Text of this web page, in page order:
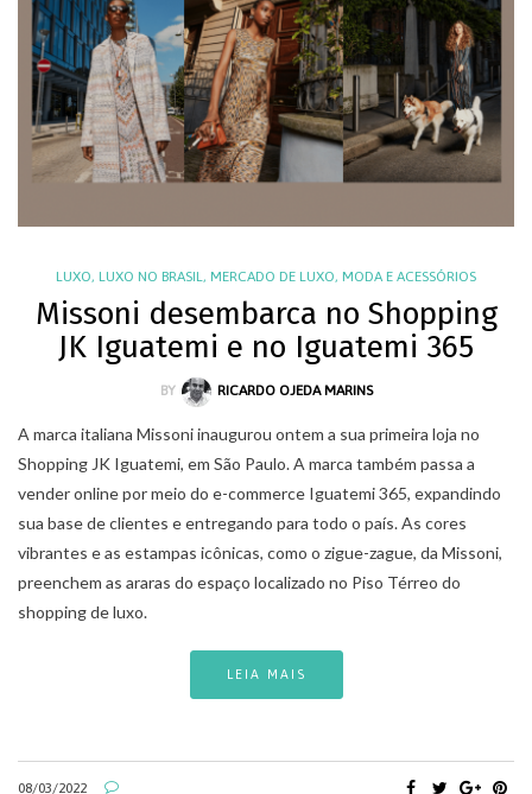
LUXO, LUXO NO BRASIL, MERCADO DE LUXO, MODA E ACESSÓRIOS
Missoni desembarca no Shopping
JK Iguatemi e no Iguatemi 365
BY RICARDO OJEDA MARINS
A marca italiana Missoni inaugurou ontem a sua primeira loja no
Shopping JK Iguatemi, em São Paulo. A marca também passa a
vender online por meio do e-commerce Iguatemi 365, expandindo
sua base de clientes e entregando para todo o país. As cores
vibrantes e as estampas icônicas, como o zigue-zague, da Missoni,
preenchem as araras do espaço localizado no Piso Térreo do
shopping de luxo.
LEIA MAIS
08/03/2022